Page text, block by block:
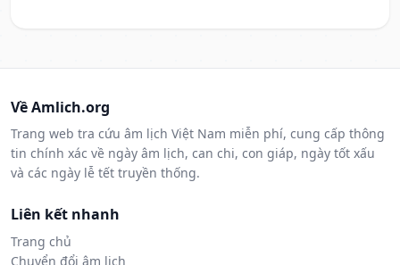
Về Amlich.org
Trang web tra cứu âm lịch Việt Nam miễn phí, cung cấp thông
tin chính xác về ngày âm lịch, can chi, con giáp, ngày tốt xấu
và các ngày lễ tết truyền thống.
Liên kết nhanh
Trang chủ
Chuyển đổi âm lịch